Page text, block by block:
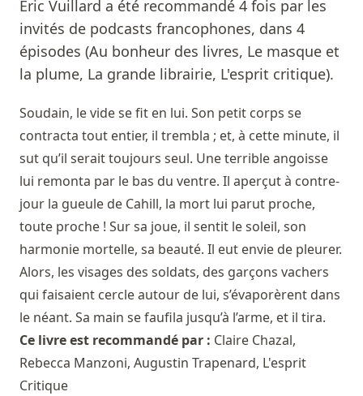
Eric Vuillard a été recommandé 4 fois par les
invités de podcasts francophones, dans 4
épisodes (Au bonheur des livres, Le masque et
la plume, La grande librairie, L'esprit critique).
Soudain, le vide se fit en lui. Son petit corps se
contracta tout entier, il trembla ; et, à cette minute, il
sut qu’il serait toujours seul. Une terrible angoisse
lui remonta par le bas du ventre. Il aperçut à contre-
jour la gueule de Cahill, la mort lui parut proche,
toute proche ! Sur sa joue, il sentit le soleil, son
harmonie mortelle, sa beauté. Il eut envie de pleurer.
Alors, les visages des soldats, des garçons vachers
qui faisaient cercle autour de lui, s’évaporèrent dans
le néant. Sa main se faufila jusqu’à l’arme, et il tira.
Ce livre est recommandé par : Claire Chazal,
Rebecca Manzoni, Augustin Trapenard, L'esprit
Critique